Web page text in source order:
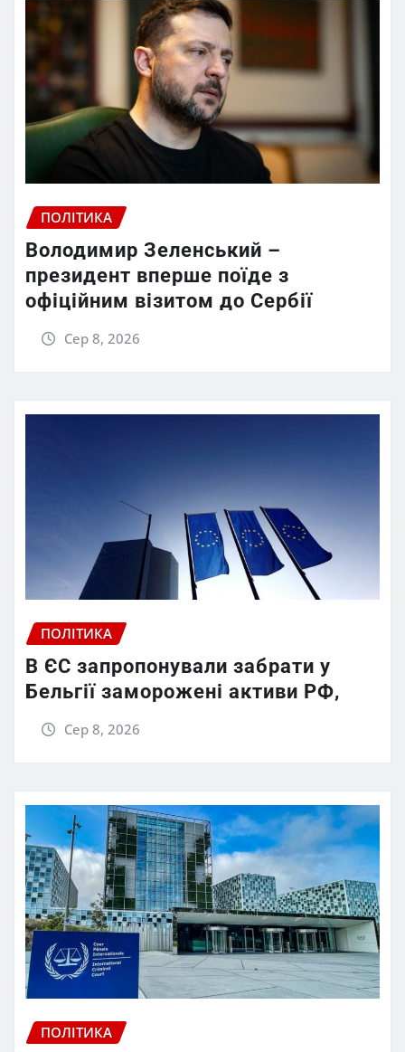
ПОЛІТИКА
Володимир Зеленський –
президент вперше поїде з
офіційним візитом до Сербії
Сер 8, 2026
ПОЛІТИКА
В ЄС запропонували забрати у
Бельгії заморожені активи РФ,
Сер 8, 2026
ПОЛІТИКА